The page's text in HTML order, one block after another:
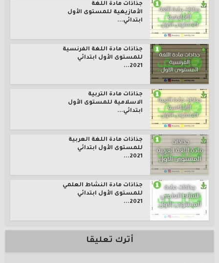
جذاذات مادة اللغة
الأمازيغية للمستوى الأول
ابتدائي...
جذاذات مادة اللغة الفرنسية
للمستوى الأول ابتدائي
2021...
جذاذات مادة التربية
الاسلامية للمستوى الأول
ابتدائي...
جذاذات مادة اللغة العربية
للمستوى الأول ابتدائي
2021...
جذاذات مادة النشاط العلمي
للمستوى الأول ابتدائي
2021...
أترك تعليقا